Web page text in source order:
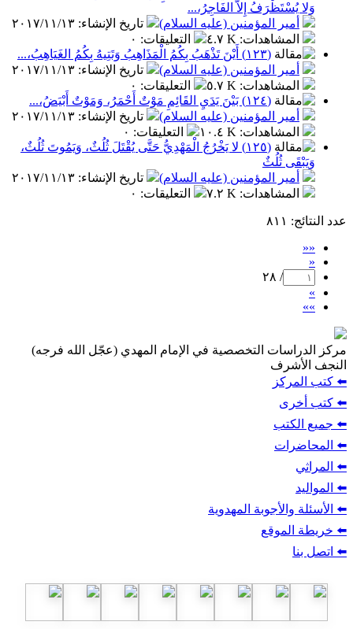
وَلا يُسْتَظْرَفُ إِلاّ الفَاجِرُ،...
أمير المؤمنين (عليه السلام)
تاريخ الإنشاء: ٢٠١٧/١١/١٣
المشاهدات: ٤.٧ K التعليقات: ٠
(١٢٣) أَيْنَ تَذْهَبُ بِكُمُ الْمَذَاهِبُ وَتَتِيهُ بِكُمُ الغَيَاهِبُ،...
أمير المؤمنين (عليه السلام)
تاريخ الإنشاء: ٢٠١٧/١١/١٣
المشاهدات: ٥.٧ K التعليقات: ٠
(١٢٤) بَيْنَ يَدَيِ القَائِمِ مَوْتٌ أَحْمَرُ، وَمَوْتٌ أَبْيَضُ،...
أمير المؤمنين (عليه السلام)
تاريخ الإنشاء: ٢٠١٧/١١/١٣
المشاهدات: ١٠.٤ K التعليقات: ٠
(١٢٥) لا يَخْرُجُ الْمَهْدِيُّ حَتَّى يُقْتَلَ ثُلُثٌ، وَيَمُوتَ ثُلُثٌ،
وَيَبْقَى ثُلُثٌ
أمير المؤمنين (عليه السلام)
تاريخ الإنشاء: ٢٠١٧/١١/١٣
المشاهدات: ٧.٢ K التعليقات: ٠
عدد النتائج: ٨١١
««
«
/ ٢٨
»
»»
مركز الدراسات التخصصية في الإمام المهدي (عجّل الله فرجه)
النجف الأشرف
⬅️ كتب المركز
⬅️ كتب أخرى
⬅️ جميع الكتب
⬅️ المحاضرات
⬅️ المراثي
⬅️ المواليد
⬅️ الأسئلة والأجوبة المهدوية
⬅️ خريطة الموقع
⬅️ اتصل بنا